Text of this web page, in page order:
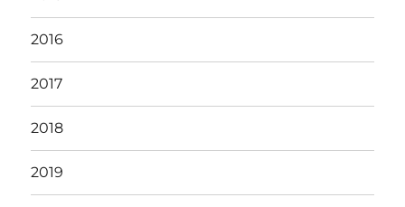
2016
2017
2018
2019